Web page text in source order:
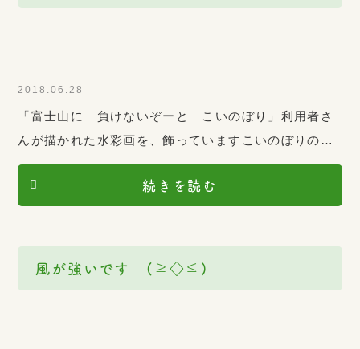
2018.06.28
「富士山に 負けないぞーと こいのぼり」利用者さ
んが描かれた水彩画を、飾っていますこいのぼりのウ
ロコも、一枚一枚描かれています素晴らしい作品です
ね 拡大してご覧ください デイサービスめぐみ
続きを読む
風が強いです (≧◇≦)